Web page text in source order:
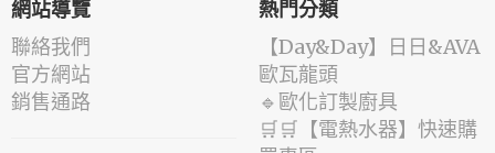
網站導覽
聯絡我們
官方網站
銷售通路
熱門分類
️【Day&Day】️日日&AVA
歐瓦龍頭
🔹歐化訂製廚具
🛒🛒【電熱水器】快速購